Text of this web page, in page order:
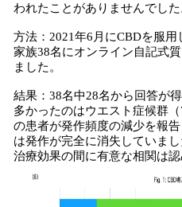
われたことがありませんでした
方法：2021年6月にCBDを服
家族38名にオンライン自記式
ました。
結果：38名中28名から回答が
多かったのはウエスト症候群
の患者が発作頻度の減少を報
は発作が完全に消失していま
治療効果の間に有意な相関は認